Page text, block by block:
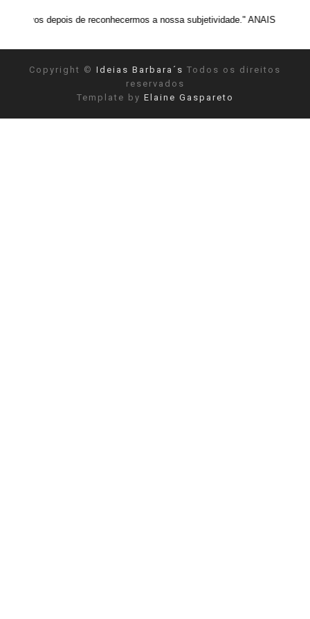
de reconhecermos a nossa subjetividade." ANAIS NIN
Copyright © Ideias Barbara´s Todos os direitos
reservados
Template by Elaine Gaspareto